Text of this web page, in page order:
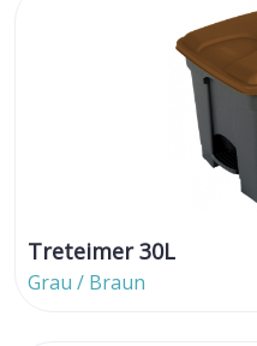
Treteimer 30L
Grau / Braun